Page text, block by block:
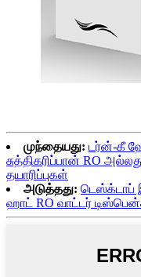
முந்தையது: டர்ன்-கீ
சுத்திகரிப்பான் RO
தயாரிப்புகள்
அடுத்தது: டெஸ்க்டாப்
ஹாட் RO வாட்டர்